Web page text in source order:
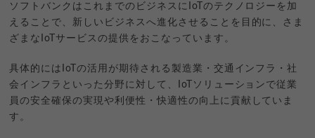
ソフトバンクはこれまでのビジネスにIoTのテクノロジーを加
えることで、新しいビジネスへ進化させることを目的に、さま
ざまなIoTサービスの提供をおこなっています。
具体的にはIoTの活用が期待される製造業・交通インフラ・社
会インフラといった分野に対して、IoTソリューションで従業
員の安全確保の実現や利便性・快適性の向上に貢献していま
す。